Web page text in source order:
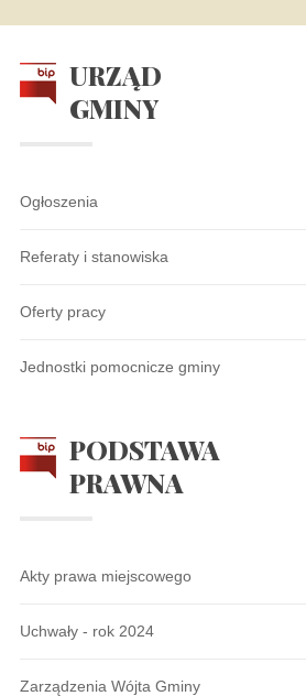
URZĄD
GMINY
Ogłoszenia
Referaty i stanowiska
Oferty pracy
Jednostki pomocnicze gminy
PODSTAWA
PRAWNA
Akty prawa miejscowego
Uchwały - rok 2024
Zarządzenia Wójta Gminy